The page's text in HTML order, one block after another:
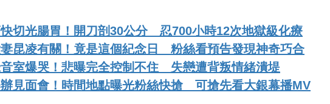
切光腸胃！開刀剖30公分 忍700小時12次地獄級化療
昆凌有關！竟是這個紀念日 粉絲看預告發現神奇巧合
室爆哭！悲曝完全控制不住 失戀遭背叛情緒潰堤
見面會！時間地點曝光粉絲快搶 可搶先看大銀幕播MV